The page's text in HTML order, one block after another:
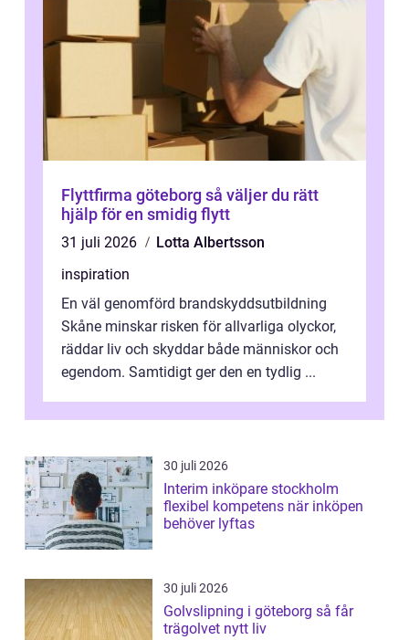
Flyttfirma göteborg så väljer du rätt
hjälp för en smidig flytt
31 juli 2026
Lotta Albertsson
inspiration
En väl genomförd brandskyddsutbildning
Skåne minskar risken för allvarliga olyckor,
räddar liv och skyddar både människor och
egendom. Samtidigt ger den en tydlig ...
30 juli 2026
Interim inköpare stockholm
flexibel kompetens när inköpen
behöver lyftas
30 juli 2026
Golvslipning i göteborg så får
trägolvet nytt liv